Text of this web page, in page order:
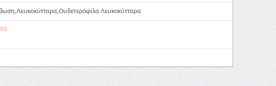
Λευκοκύτταρα